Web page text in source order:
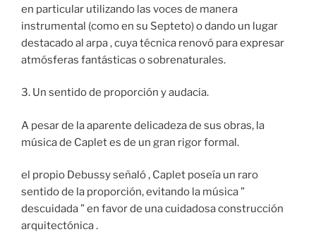
en particular utilizando las voces de manera
instrumental (como en su Septeto) o dando un lugar
destacado al arpa , cuya técnica renovó para expresar
atmósferas fantásticas o sobrenaturales.
3. Un sentido de proporción y audacia.
A pesar de la aparente delicadeza de sus obras, la
música de Caplet es de un gran rigor formal.
el propio Debussy señaló , Caplet poseía un raro
sentido de la proporción, evitando la música ”
descuidada ” en favor de una cuidadosa construcción
arquitectónica .